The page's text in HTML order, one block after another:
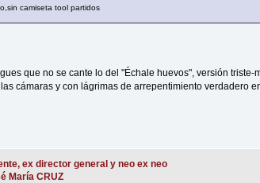
camiseta tool partidos
que no se cante lo del "Échale huevos", versión
cámaras y con lágrimas de arrepentimiento verdadero
ex director general y neo ex neo
María CRUZ